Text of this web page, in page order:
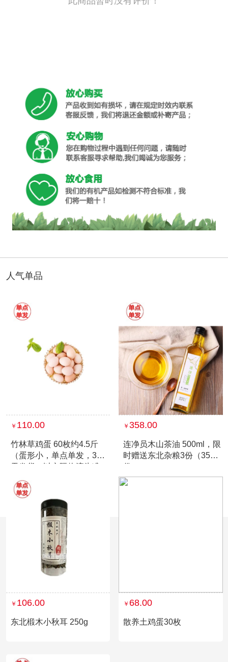
人气单品
￥ 110.00
竹林草鸡蛋 60枚约4.5斤
（蛋形小，单点单发，3到5
天发货，以实际物流为准）
￥358.00
连净员木山茶油 500ml，限
时赠送东北杂粮3份（350g/
份）
￥ 106.00
东北椴木小秋耳 250g
￥ 68.00
散养土鸡蛋30枚